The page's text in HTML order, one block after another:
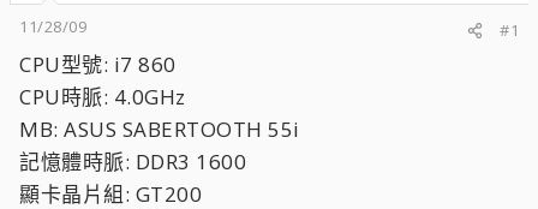
11/28/09
#1
CPU型號: i7 860
CPU時脈: 4.0GHz
MB: ASUS SABERTOOTH 55i
記憶體時脈: DDR3 1600
顯卡晶片組: GT200